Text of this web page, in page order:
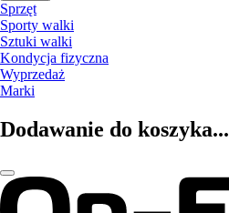
Sprzęt
Sporty walki
Sztuki walki
Kondycja fizyczna
Wyprzedaż
Marki
Dodawanie do koszyka...